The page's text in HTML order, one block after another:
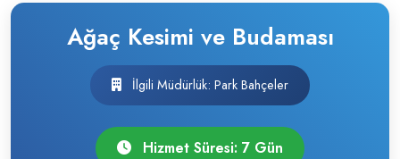
Ağaç Kesimi ve Budaması
İlgili Müdürlük: Park Bahçeler
Hizmet Süresi: 7 Gün